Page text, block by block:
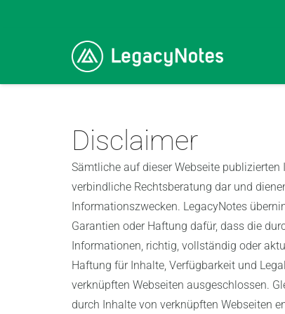
Disclaimer
Sämtliche auf dieser Webseite
verbindliche Rechtsberatung dar und
Informationszwecken. LegacyNotes
Garantien oder Haftung dafür, dass die
Informationen, richtig, vollständig oder
Haftung für Inhalte, Verfügbarkeit und
verknüpften Webseiten ausgeschlossen.
durch Inhalte von verknüpften Webseiten